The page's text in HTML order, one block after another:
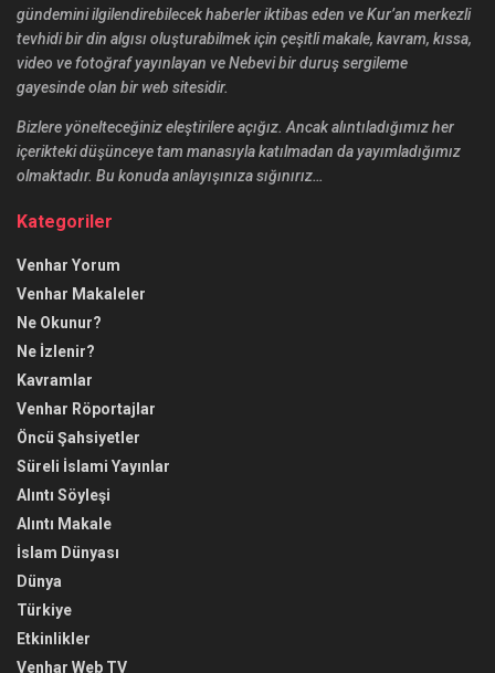
gündemini ilgilendirebilecek haberler iktibas eden ve Kur’an merkezli
tevhidi bir din algısı oluşturabilmek için çeşitli makale, kavram, kıssa,
video ve fotoğraf yayınlayan ve Nebevi bir duruş sergileme
gayesinde olan bir web sitesidir.
Bizlere yönelteceğiniz eleştirilere açığız. Ancak alıntıladığımız her
içerikteki düşünceye tam manasıyla katılmadan da yayımladığımız
olmaktadır. Bu konuda anlayışınıza sığınırız…
Kategoriler
Venhar Yorum
Venhar Makaleler
Ne Okunur?
Ne İzlenir?
Kavramlar
Venhar Röportajlar
Öncü Şahsiyetler
Süreli İslami Yayınlar
Alıntı Söyleşi
Alıntı Makale
İslam Dünyası
Dünya
Türkiye
Etkinlikler
Venhar Web TV